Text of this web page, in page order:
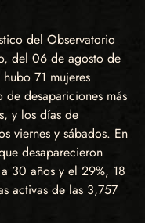
del Observatorio
del 06 de agosto de
71 mujeres
desapariciones más
y los días de
viernes y sábados. En
desaparecieron
30 años y el 29%, 18
activas de las 3,757